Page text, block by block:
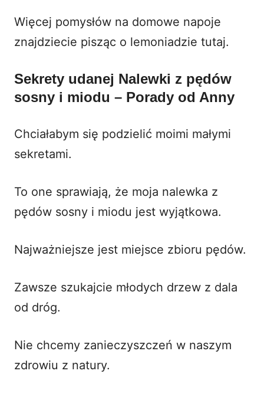
Więcej pomysłów na domowe napoje
znajdziecie pisząc o lemoniadzie tutaj.
Sekrety udanej Nalewki z pędów
sosny i miodu – Porady od Anny
Chciałabym się podzielić moimi małymi
sekretami.
To one sprawiają, że moja nalewka z
pędów sosny i miodu jest wyjątkowa.
Najważniejsze jest miejsce zbioru pędów.
Zawsze szukajcie młodych drzew z dala
od dróg.
Nie chcemy zanieczyszczeń w naszym
zdrowiu z natury.